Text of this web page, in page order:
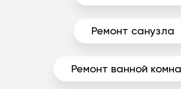
Ремонт санузла
Ремонт ванной